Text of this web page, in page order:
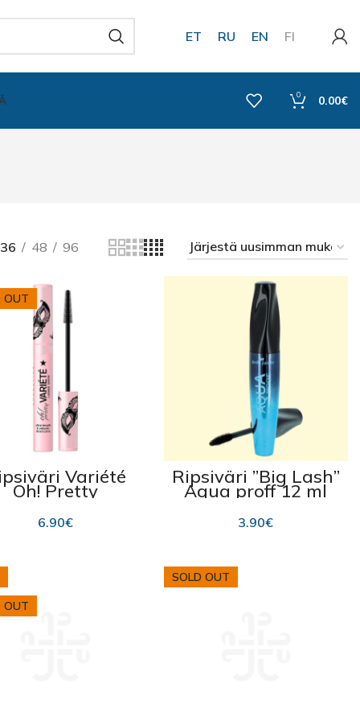
ET RU EN FI
0 0.00€
36 48 96
OUT
Variété
Oh! Pretty
6.90€
Ripsiväri ”Big Lash”
Aqua proff 12 ml
3.90€
OUT
SOLD OUT